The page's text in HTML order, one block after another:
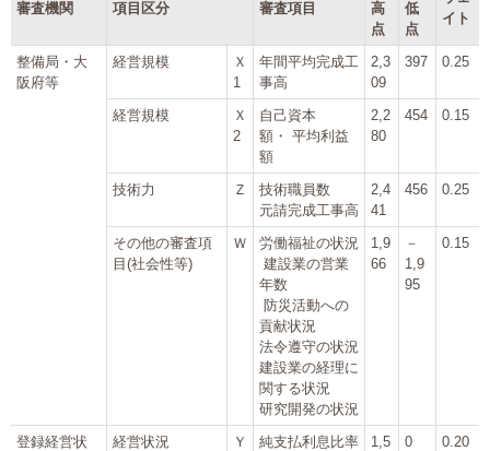
審査機関 項目区分 審査項目
高
点
低
点
イト
整備局・大
阪府等
経営規模
Ｘ
1
年間平均完成工
事高
2,3
09
397 0.25
経営規模
Ｘ
2
自己資本
額・ 平均利益
額
2,2
80
454 0.15
技術力 Ｚ
技術職員数
元請完成工事高
2,4
41
456 0.25
その他の審査項
目(社会性等)
Ｗ
労働福祉の状況
建設業の営業
年数
防災活動への
貢献状況
法令遵守の状況
建設業の経理に
関する状況
研究開発の状況
1,9
66
－
1,9
95
0.15
登録経営状
経営状況 Ｙ
純支払利息比率
1,5
0 0.20
採用情報・パートナー募集
新着情報
お問い合わせ
プライバシーポリシー
06-6889-6018
営業時間: 9：00～18：009：00～18：00